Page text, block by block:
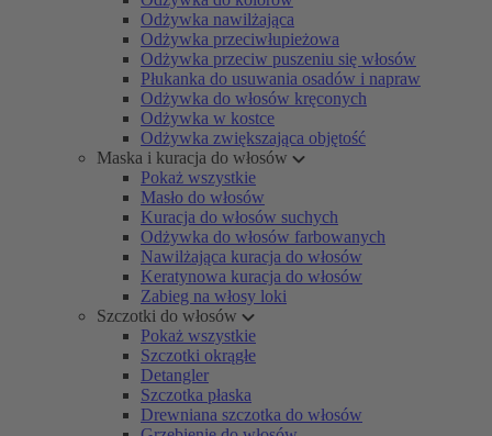
Odżywka nawilżająca
Odżywka przeciwłupieżowa
Odżywka przeciw puszeniu się włosów
Płukanka do usuwania osadów i napraw
Odżywka do włosów kręconych
Odżywka w kostce
Odżywka zwiększająca objętość
Maska i kuracja do włosów
Pokaż wszystkie
Masło do włosów
Kuracja do włosów suchych
Odżywka do włosów farbowanych
Nawilżająca kuracja do włosów
Keratynowa kuracja do włosów
Zabieg na włosy loki
Szczotki do włosów
Pokaż wszystkie
Szczotki okrągłe
Detangler
Szczotka płaska
Drewniana szczotka do włosów